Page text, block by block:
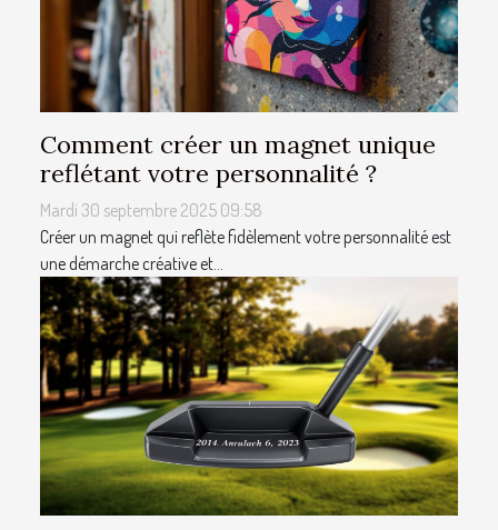
Comment créer un magnet unique
reflétant votre personnalité ?
Mardi 30 septembre 2025 09:58
Créer un magnet qui reflète fidèlement votre personnalité est
une démarche créative et...